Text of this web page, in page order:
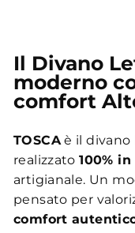
Il Divano
moderno
comfort
TOSCAè il divano
realizzato100%
artigianale. Un
pensato per
comfort